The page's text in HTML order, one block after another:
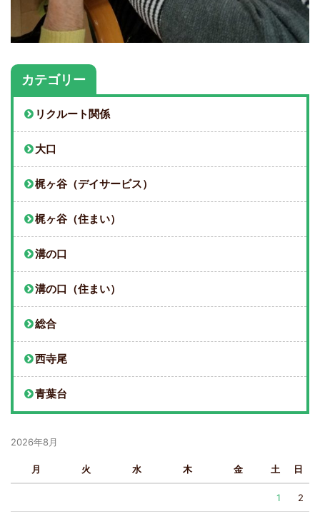
カテゴリー
リクルート関係
大口
梶ヶ谷（デイサービス）
梶ヶ谷（住まい）
溝の口
溝の口（住まい）
総合
西寺尾
青葉台
2026年8月
月 火 水 木 金 土 日
1 2